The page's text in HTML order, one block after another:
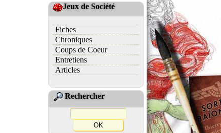
Jeux de Société
Fiches
Chroniques
Coups de Coeur
Entretiens
Articles
Rechercher